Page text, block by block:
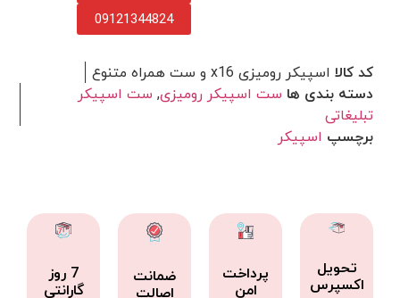
09121344824
کد کالا اسپیکر رومیزی x16 و ست همراه متنوع
دسته بندی ها ست اسپیکر رومیزی, ست اسپیکر
تبلیغاتی
برچسپ اسپیکر
تحویل
اکسپرس پرداخت
امن
ضمانت
اصالت
7 روز
گارانتی